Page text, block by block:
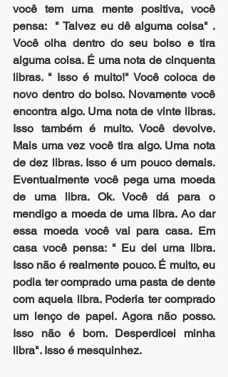
você tem uma mente positiva, você
pensa:  " Talvez eu dê alguma coisa" .
Você olha dentro do seu bolso e tira
alguma coisa. É uma nota de cinquenta
libras. " Isso é muito!" Você coloca de
novo dentro do bolso. Novamente você
encontra algo. Uma nota de vinte libras.
Isso também é muito. Você devolve.
Mais uma vez você tira algo. Uma nota
de dez libras. Isso é um pouco demais.
Eventualmente você pega uma moeda
de uma libra. Ok. Você dá para o
mendigo a moeda de uma libra. Ao dar
essa moeda você vai para casa. Em
casa você pensa: " Eu dei uma libra.
Isso não é realmente pouco. É muito, eu
podia ter comprado uma pasta de dente
com aquela libra. Poderia ter comprado
um lenço de papel. Agora não posso.
Isso não é bom. Desperdicei minha
libra". Isso é mesquinhez.